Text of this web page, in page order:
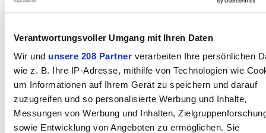
Verantwortungsvoller Umgang mit Ihren Daten
Wir und unsere 208 Partner verarbeiten Ihre persönlichen
wie z. B. Ihre IP-Adresse, mithilfe von Technologien wie
um Informationen auf Ihrem Gerät zu speichern und darauf
zuzugreifen und so personalisierte Werbung und Inhalte,
Messungen von Werbung und Inhalten,
sowie Entwicklung von Angeboten zu ermöglichen. Sie
Plüss, Gasser, Selmani, Erzinger verletzt, Salihi abwesend.
Thalmann (65) mit Platzwunde ausgewechselt.
Pascal Nobs, FC Münsingen
Fehler gefunden?
Nachricht an die Redaktion